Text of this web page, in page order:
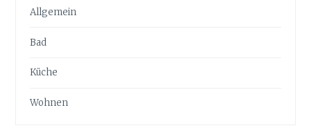
Allgemein
Bad
Küche
Wohnen